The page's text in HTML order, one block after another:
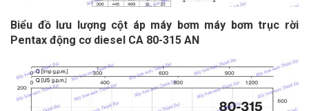
Biểu đồ lưu lượng cột áp máy bơm máy bơm trục rời
Pentax động cơ diesel CA 80-315 AN